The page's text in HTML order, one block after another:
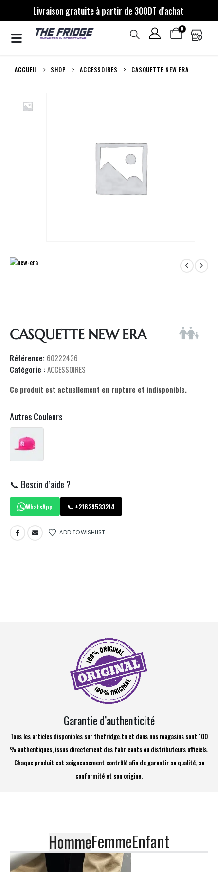
Livraison gratuite à partir de 300DT d'achat
0
ACCUEIL SHOP ACCESSOIRES CASQUETTE NEW ERA
CASQUETTE NEW ERA
Référence: 60222436
Catégorie : ACCESSOIRES
Ce produit est actuellement en rupture et indisponible.
Autres Couleurs
📞 Besoin d’aide ?
WhatsApp 📞 +21629533214
ADD TO WISHLIST
Garantie d’authenticité
Tous les articles disponibles sur thefridge.tn et dans nos magasins sont 100
% authentiques, issus directement des fabricants ou distributeurs officiels.
Chaque produit est soigneusement contrôlé afin de garantir sa qualité, sa
conformité et son origine.
HommeFemmeEnfant